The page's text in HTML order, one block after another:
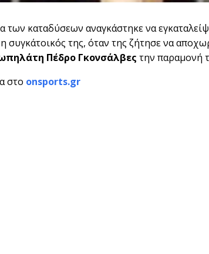
των καταδύσεων αναγκάστηκε να
η συγκάτοικός της, όταν της ζήτησε να
Πέδρο Γκονσάλβες την παραμονή
στο onsports.gr